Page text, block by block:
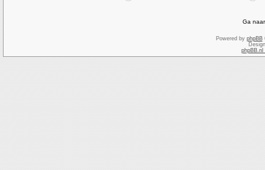
Ga
Powered by phpBB
phpBB.nl